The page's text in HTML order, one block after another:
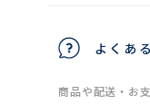
よくあ
商品や配送・お